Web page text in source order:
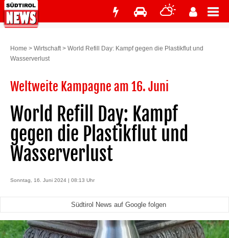
Home > Wirtschaft> World Refill Day: Kampf gegen die Plastikflut und
Wasserverlust
Weltweite Kampagne am 16. Juni
World Refill Day: Kampf
gegen die Plastikflut und
Wasserverlust
Sonntag, 16. Juni 2024 | 08:13 Uhr
Südtirol News auf Google folgen